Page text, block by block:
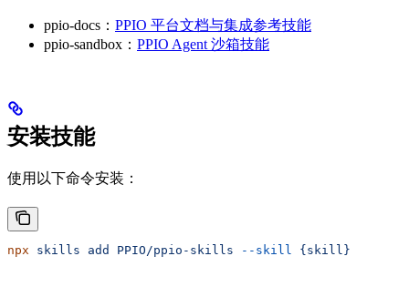
ppio-docs： PPIO 平台文档与集成参考技能
ppio-sandbox： PPIO Agent 沙箱技能
安装技能
使用以下命令安装：
npx skills add PPIO/ppio-skills --skill {skill}